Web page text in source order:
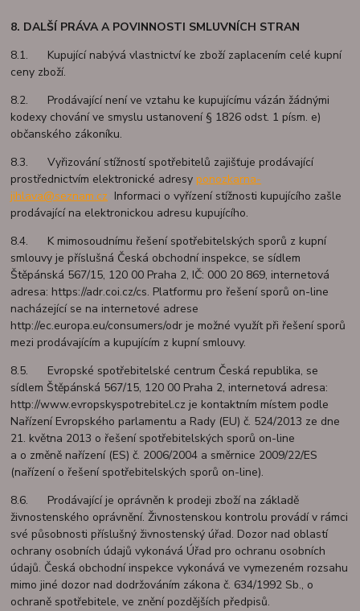
8. DALŠÍ PRÁVA A POVINNOSTI SMLUVNÍCH STRAN
8.1. Kupující nabývá vlastnictví ke zboží zaplacením celé kupní
ceny zboží.
8.2. Prodávající není ve vztahu ke kupujícímu vázán žádnými
kodexy chování ve smyslu ustanovení § 1826 odst. 1 písm. e)
občanského zákoníku.
8.3. Vyřizování stížností spotřebitelů zajišťuje prodávající
prostřednictvím elektronické adresyponozkarna-
jihlava@seznam.cz Informaci o vyřízení stížnosti kupujícího zašle
prodávající na elektronickou adresu kupujícího.
8.4. K mimosoudnímu řešení spotřebitelských sporů z kupní
smlouvy je příslušná Česká obchodní inspekce, se sídlem
Štěpánská 567/15, 120 00 Praha 2, IČ: 000 20 869, internetová
adresa: https://adr.coi.cz/cs. Platformu pro řešení sporů on-line
nacházející se na internetové adrese
http://ec.europa.eu/consumers/odr je možné využít při řešení sporů
mezi prodávajícím a kupujícím z kupní smlouvy.
8.5. Evropské spotřebitelské centrum Česká republika, se
sídlem Štěpánská 567/15, 120 00 Praha 2, internetová adresa:
http://www.evropskyspotrebitel.cz je kontaktním místem podle
Nařízení Evropského parlamentu a Rady (EU) č. 524/2013 ze dne
21. května 2013 o řešení spotřebitelských sporů on-line
a o změně nařízení (ES) č. 2006/2004 a směrnice 2009/22/ES
(nařízení o řešení spotřebitelských sporů on-line).
8.6. Prodávající je oprávněn k prodeji zboží na základě
živnostenského oprávnění. Živnostenskou kontrolu provádí v rámci
své působnosti příslušný živnostenský úřad. Dozor nad oblastí
ochrany osobních údajů vykonává Úřad pro ochranu osobních
údajů. Česká obchodní inspekce vykonává ve vymezeném rozsahu
mimo jiné dozor nad dodržováním zákona č. 634/1992 Sb., o
ochraně spotřebitele, ve znění pozdějších předpisů.